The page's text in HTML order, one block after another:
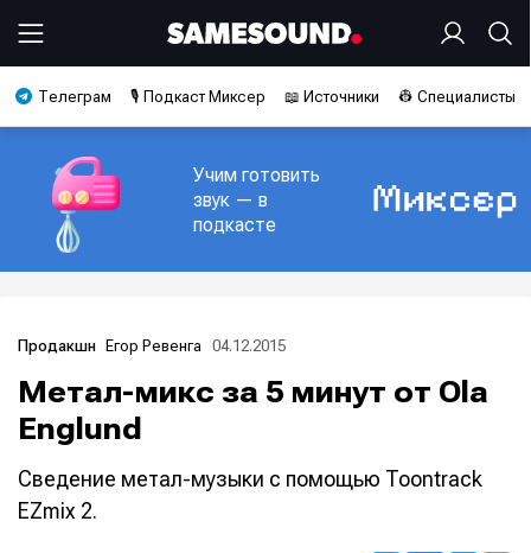
Телеграм 🎙️ Подкаст Миксер 📖 Источники 👷 Специалисты
Учим готовить
звук — в
подкасте
Продакшн Егор Ревенга 04.12.2015
Метал-микс за 5 минут от Ola
Englund
Сведение метал-музыки с помощью Toontrack
EZmix 2.